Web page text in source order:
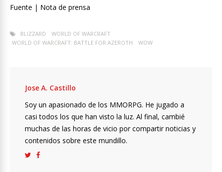
Fuente | Nota de prensa
BLIZZARD
WORLD OF WARCRAFT
WORLD OF WARCRAFT: BATTLE FOR AZEROTH
WOW
Jose A. Castillo
Soy un apasionado de los MMORPG. He jugado a
casi todos los que han visto la luz. Al final, cambié
muchas de las horas de vicio por compartir noticias y
contenidos sobre este mundillo.